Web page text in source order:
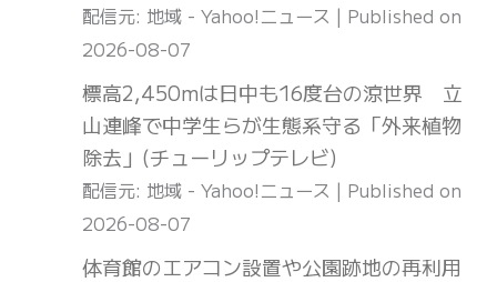
配信元: 地域 - Yahoo!ニュース
Published on
2026-08-07
標高2,450mは日中も16度台の涼世界 立
山連峰で中学生らが生態系守る「外来植物
除去」(チューリップテレビ)
配信元: 地域 - Yahoo!ニュース
Published on
2026-08-07
体育館のエアコン設置や公園跡地の再利用